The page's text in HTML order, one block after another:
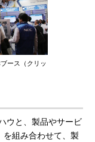
ース（クリッ
ウと、製品やサービ
を組み合わせて、製